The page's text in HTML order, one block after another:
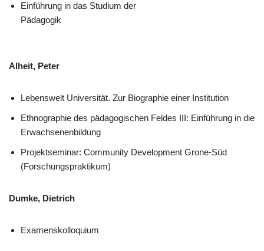
Einführung in das Studium der
Pädagogik
Alheit, Peter
Lebenswelt Universität. Zur Biographie einer Institution
Ethnographie des pädagogischen Feldes III: Einführung in die
Erwachsenenbildung
Projektseminar: Community Development Grone-Süd
(Forschungspraktikum)
Dumke, Dietrich
Examenskolloquium